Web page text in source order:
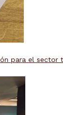
para el sector